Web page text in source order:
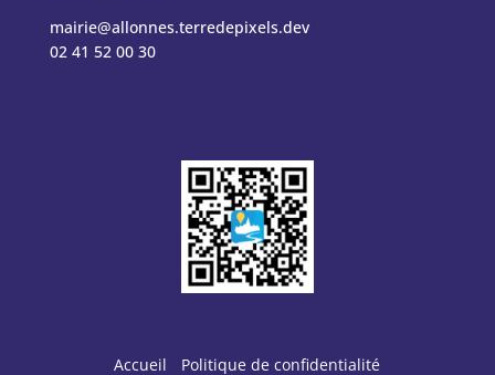
mairie@allonnes.terredepixels.dev
02 41 52 00 30
Accueil Politique de confidentialité